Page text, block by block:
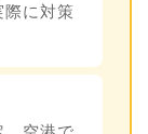
際に対策